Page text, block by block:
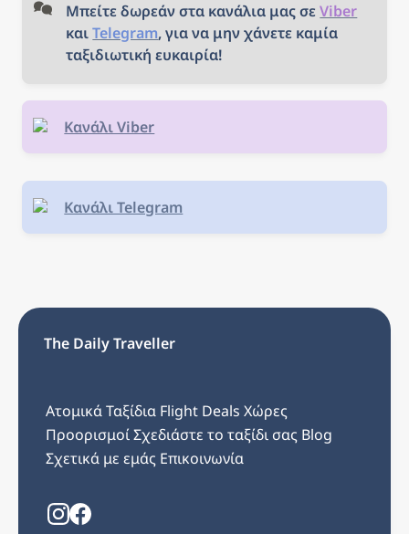
Μπείτε δωρεάν στα κανάλια μας σε Viber
και Telegram, για να μην χάνετε καμία
ταξιδιωτική ευκαιρία!
Κανάλι Viber
Κανάλι Telegram
The Daily Traveller
Ατομικά Ταξίδια Flight Deals Χώρες
ΠροορισμοίΣχεδιάστε το ταξίδι σας Blog
Σχετικά με εμάς Επικοινωνία